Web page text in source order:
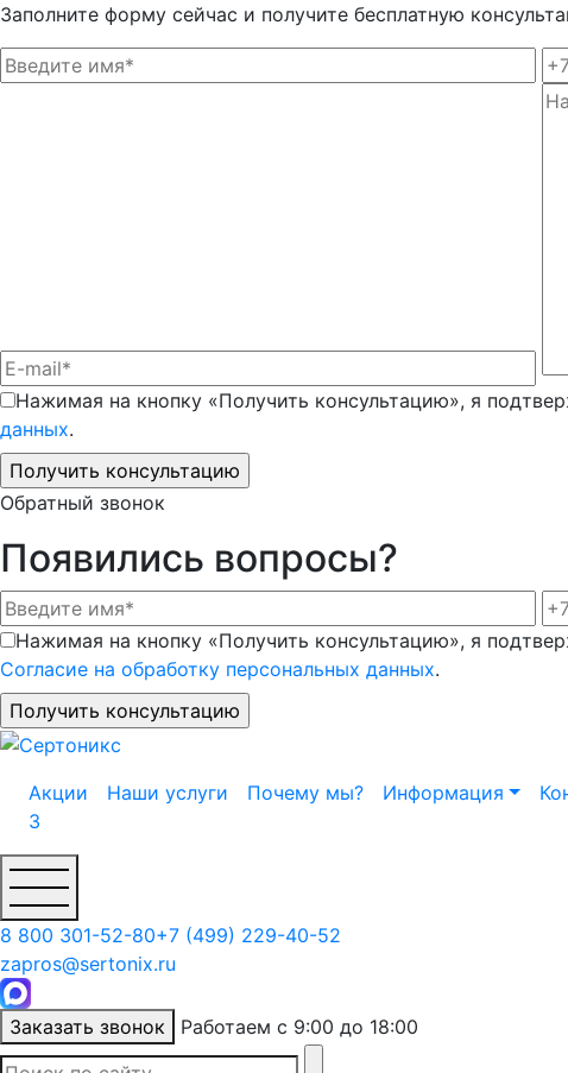
Заполните форму сейчас и получите бесплатную
Нажимая на кнопку «Получить консультацию», я
данных.
Обратный звонок
Появились вопросы?
Нажимая на кнопку «Получить консультацию», я
Согласие на обработку персональных данных.
Акции
3
Наши услуги Почему мы? Информация
8 800 301-52-80+7 (499) 229-40-52
zapros@sertonix.ru
Заказать звонок Работаем с 9:00 до 18:00